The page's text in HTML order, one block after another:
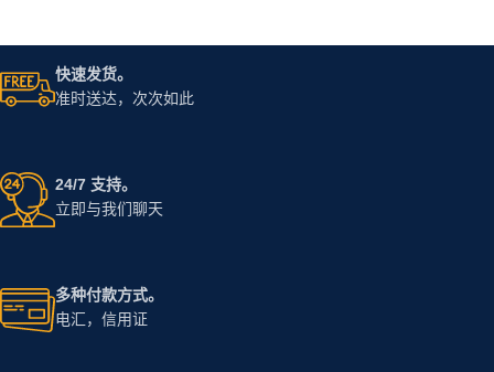
快速发货。
准时送达，次次如此
24/7 支持。
立即与我们聊天
多种付款方式。
电汇，信用证